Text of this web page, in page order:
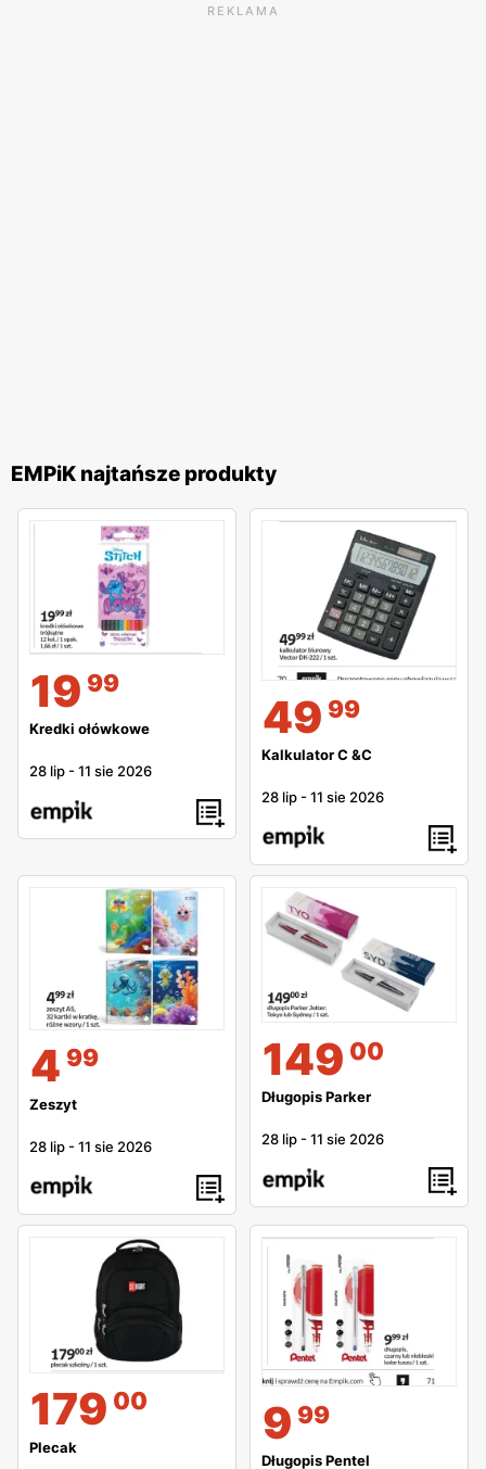
REKLAMA
EMPiK najtańsze produkty
19 99
Kredki ołówkowe
28 lip -11 sie 2026
49 99
Kalkulator C &C
28 lip -11 sie 2026
4 99
Zeszyt
28 lip -11 sie 2026
149 00
Długopis Parker
28 lip -11 sie 2026
179 00
Plecak 9 99
Długopis Pentel